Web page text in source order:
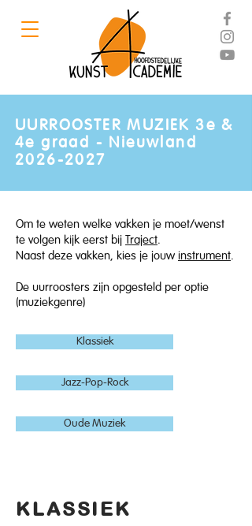
UURROOSTER MUZIEK 3e &
4e graad - Nieuwland
2026-2027
Om te weten welke vakken je moet/wenst
te volgen kijk eerst bij Traject.
Naast deze vakken, kies je jouw instrument.
De uurroosters zijn opgesteld per optie
(muziekgenre)
Klassiek
Jazz-Pop-Rock
Oude Muziek
KLASSIEK